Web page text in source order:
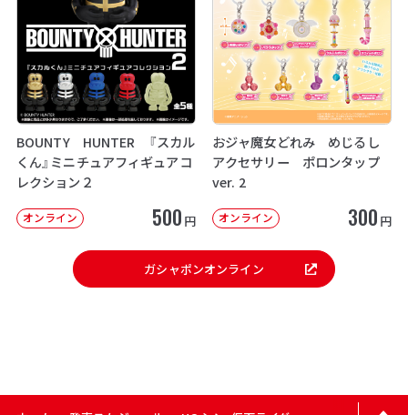
BOUNTY HUNTER 『スカル
くん』ミニチュアフィギュアコ
レクション２
オンライン 500 円
おジャ魔女どれみ めじるし
アクセサリー ポロンタップ
ver. 2
オンライン 300 円
ガシャポンオンライン